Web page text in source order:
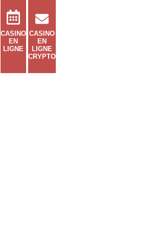
CASINO
EN
LIGNE
CASINO
EN
LIGNE
CRYPTO